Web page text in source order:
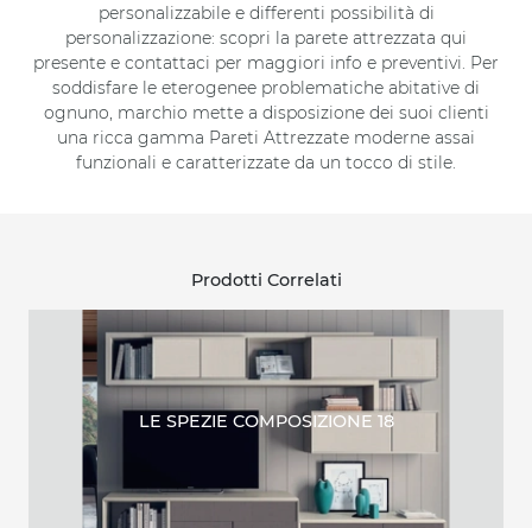
personalizzabile e differenti possibilità di
personalizzazione: scopri la parete attrezzata qui
presente e contattaci per maggiori info e preventivi. Per
soddisfare le eterogenee problematiche abitative di
ognuno, marchio mette a disposizione dei suoi clienti
una ricca gamma Pareti Attrezzate moderne assai
funzionali e caratterizzate da un tocco di stile.
Prodotti Correlati
LE SPEZIE COMPOSIZIONE 18